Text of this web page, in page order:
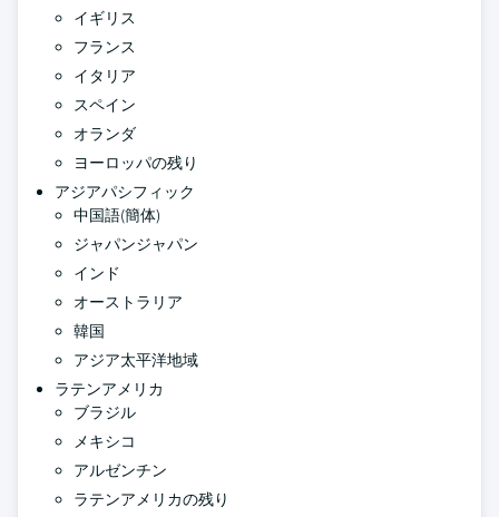
イギリス
フランス
イタリア
スペイン
オランダ
ヨーロッパの残り
アジアパシフィック
中国語(簡体)
ジャパンジャパン
インド
オーストラリア
韓国
アジア太平洋地域
ラテンアメリカ
ブラジル
メキシコ
アルゼンチン
ラテンアメリカの残り